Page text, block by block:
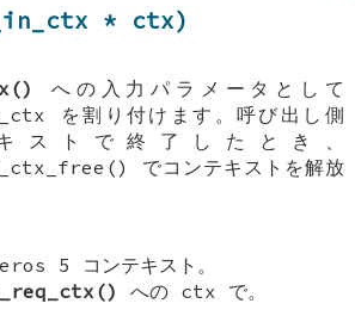
* ctx)
への入力パラメータとして
を割り付けます。呼び出し側
ストで終了したとき、
でコンテキストを解放
5 コンテキスト。
への ctx で。